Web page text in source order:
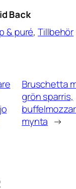
Back
& puré, Tillbehör
Bruschetta
grön sparris,
mynta →